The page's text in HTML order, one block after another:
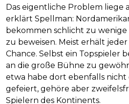
Das eigentliche Problem liege
erklärt Spellman:
bekommen schlicht zu wenige
zu beweisen. Meist erhält
Chance. Selbst ein Topspieler
an die große Bühne zu
etwa habe dort ebenfalls
gefeiert, gehöre aber
Spielern des Kontinents.